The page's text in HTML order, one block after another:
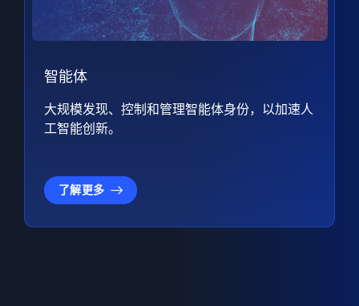
智能体
大规模发现、控制和管理智能体身份，以加速人
工智能创新。
了解更多